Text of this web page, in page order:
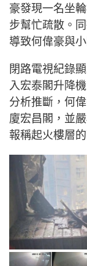
豪發現一名坐
步幫忙疏散。
導致何偉豪與
閉路電視紀錄
入宏泰閣升降
分析推斷，何
廈宏昌閣，並
報稱起火樓層